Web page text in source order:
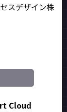
スデザイン株
Cloud